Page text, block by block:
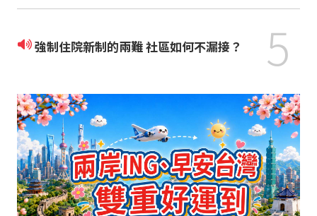
強制住院新制的兩難 社區如何不漏接？ 5